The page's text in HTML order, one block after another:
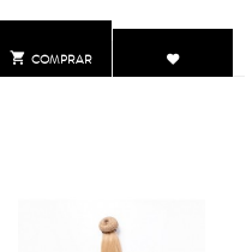
 COMPRAR